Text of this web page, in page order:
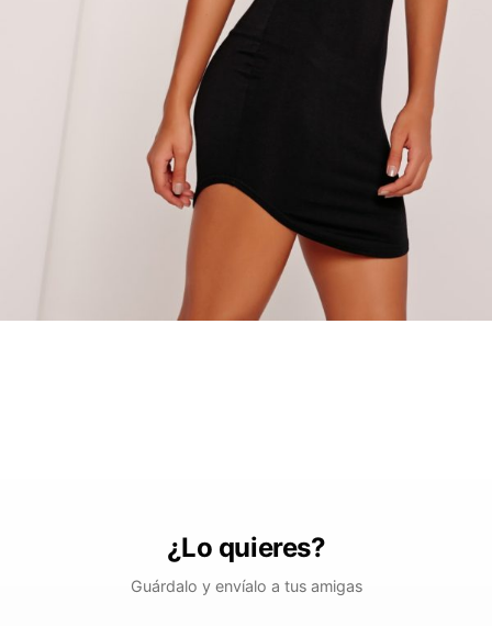
¿Lo quieres?
Guárdalo y envíalo a tus amigas